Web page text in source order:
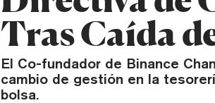
Tras Caída
El Co-fundador de Binance
cambio de gestión en la
bolsa.